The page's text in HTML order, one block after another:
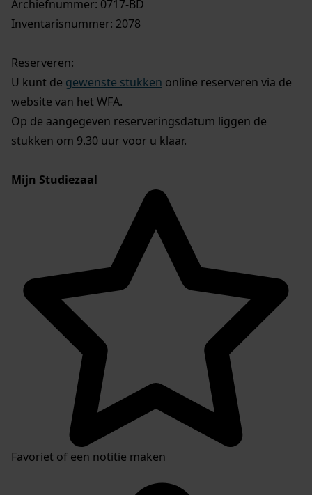
Archiefnummer: 0717-BD
Inventarisnummer: 2078
Reserveren:
U kunt de gewenste stukken online reserveren via de
website van het WFA.
Op de aangegeven reserveringsdatum liggen de
stukken om 9.30 uur voor u klaar.
Mijn Studiezaal
Favoriet of een notitie maken